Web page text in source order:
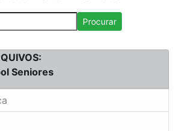
Procurar
Seniores